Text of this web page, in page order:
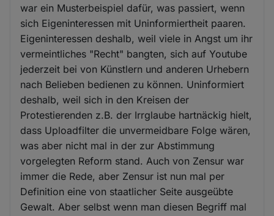
war ein Musterbeispiel dafür, was passiert, wenn
sich Eigeninteressen mit Uninformiertheit paaren.
Eigeninteressen deshalb, weil viele in Angst um ihr
vermeintliches "Recht" bangten, sich auf Youtube
jederzeit bei von Künstlern und anderen Urhebern
nach Belieben bedienen zu können. Uninformiert
deshalb, weil sich in den Kreisen der
Protestierenden z.B. der Irrglaube hartnäckig hielt,
dass Uploadfilter die unvermeidbare Folge wären,
was aber nicht mal in der zur Abstimmung
vorgelegten Reform stand. Auch von Zensur war
immer die Rede, aber Zensur ist nun mal per
Definition eine von staatlicher Seite ausgeübte
Gewalt. Aber selbst wenn man diesen Begriff mal